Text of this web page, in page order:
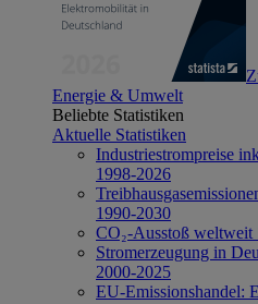
Energie & Umwelt
Beliebte Statistiken
Aktuelle Statistiken
Industriestrompreise
1998-2026
1990-2030
CO₂-Ausstoß weltweit
Stromerzeugung in
2000-2025
EU-Emissionshandel: